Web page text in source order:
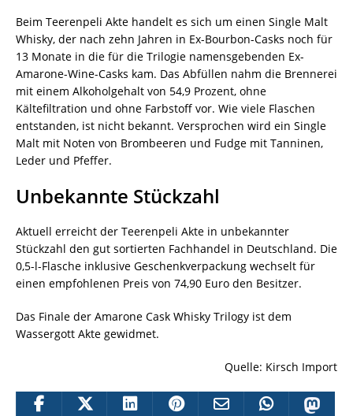
Beim Teerenpeli Akte handelt es sich um einen Single Malt
Whisky, der nach zehn Jahren in Ex-Bourbon-Casks noch für
13 Monate in die für die Trilogie namensgebenden Ex-
Amarone-Wine-Casks kam. Das Abfüllen nahm die Brennerei
mit einem Alkoholgehalt von 54,9 Prozent, ohne
Kältefiltration und ohne Farbstoff vor. Wie viele Flaschen
entstanden, ist nicht bekannt. Versprochen wird ein Single
Malt mit Noten von Brombeeren und Fudge mit Tanninen,
Leder und Pfeffer.
Unbekannte Stückzahl
Aktuell erreicht der Teerenpeli Akte in unbekannter
Stückzahl den gut sortierten Fachhandel in Deutschland. Die
0,5-l-Flasche inklusive Geschenkverpackung wechselt für
einen empfohlenen Preis von 74,90 Euro den Besitzer.
Das Finale der Amarone Cask Whisky Trilogy ist dem
Wassergott Akte gewidmet.
Quelle: Kirsch Import